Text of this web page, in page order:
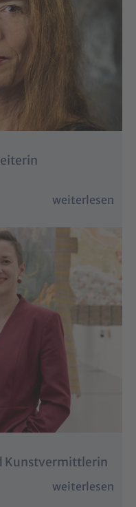
weiterlesen
Kunstvermittlerin
weiterlesen